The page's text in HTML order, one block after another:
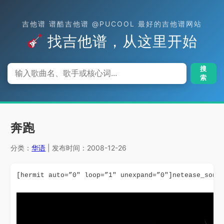
吉他谱 谱酷吉他谱 @PUCOOL 最好的吉他谱网站
找吉他谱，从这里开始
搜
索
奔跑
分类：华语 | 发布时间：2008-12-26
[hermit auto=”0″ loop=”1″